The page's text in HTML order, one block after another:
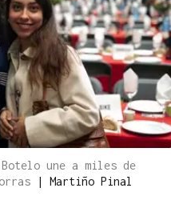
une a miles de
| Martiño Pinal